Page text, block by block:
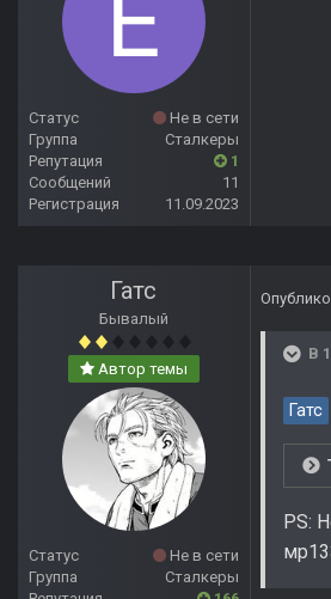
Статус
Не в сети
Группа
Сталкеры
Репутация
1
Сообщений
11
Регистрация
11.09.2023
Гатс
Бывалый
Автор темы
Статус
Не в сети
Группа
Сталкеры
В
Гатс
PS: